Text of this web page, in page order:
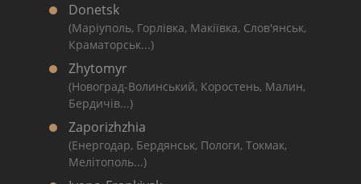
Donetsk
(Маріуполь, Горлівка, Макіївка, Слов'янськ,
Краматорськ...)
Zhytomyr
(Новоград-Волинський, Коростень, Малин,
Бердичів...)
Zaporizhzhia
(Енергодар, Бердянськ, Пологи, Токмак,
Мелітополь...)